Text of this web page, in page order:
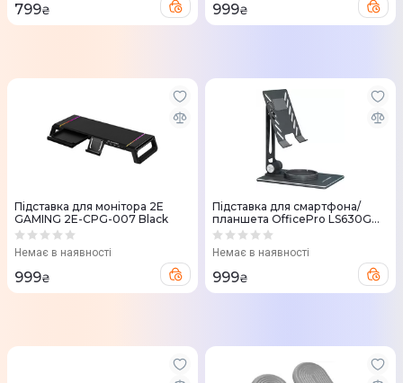
799₴ 999₴
Підставка для монітора 2E
GAMING 2E-CPG-007 Black
Немає в наявності
999₴
Підставка для смартфона/
планшета OfficePro LS630G
(Grey)
Немає в наявності
999₴